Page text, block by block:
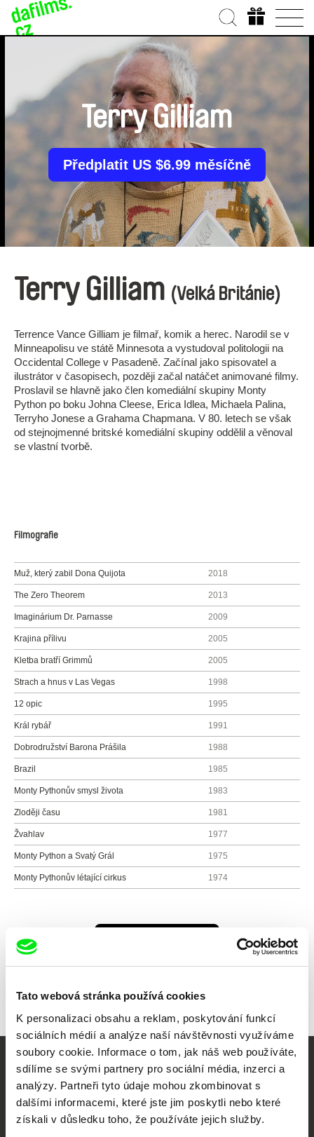
Tato webová stránka používá cookies
K personalizaci obsahu a reklam, poskytování funkcí
sociálních médií a analýze naší návštěvnosti využíváme
soubory cookie. Informace o tom, jak náš web používáte,
sdílíme se svými partnery pro sociální média, inzerci a
analýzy. Partneři tyto údaje mohou zkombinovat s
dalšími informacemi, které jste jim poskytli nebo které
získali v důsledku toho, že používáte jejich služby.
Terry Gilliam
Předplatit US $6.99 měsíčně
Terry Gilliam (Velká Británie)
Terrence Vance Gilliam je filmař, komik a herec. Narodil se v
Minneapolisu ve státě Minnesota a vystudoval politologii na
Occidental College v Pasadeně. Začínal jako spisovatel a
ilustrátor v časopisech, později začal natáčet animované filmy.
Proslavil se hlavně jako člen komediální skupiny Monty
Python po boku Johna Cleese, Erica Idlea, Michaela Palina,
Terryho Jonese a Grahama Chapmana. V 80. letech se však
od stejnojmenné britské komediální skupiny oddělil a věnoval
se vlastní tvorbě.
Filmografie
Muž, který zabil Dona Quijota 2018
The Zero Theorem 2013
Imaginárium Dr. Parnasse 2009
Krajina přílivu 2005
Kletba bratří Grimmů 2005
Strach a hnus v Las Vegas 1998
12 opic 1995
Král rybář 1991
Dobrodružství Barona Prášila 1988
Brazil 1985
Monty Pythonův smysl života 1983
Zloději času 1981
Žvahlav 1977
Monty Python a Svatý Grál 1975
Monty Pythonův létající cirkus 1974
Vaše online
dokumentární kino